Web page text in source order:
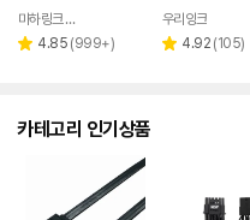
페이
마하링크 공식스토어
별 4.85 리
(999+)
우리잉크
별 4.92 리
(105)
카테고리 인기상품